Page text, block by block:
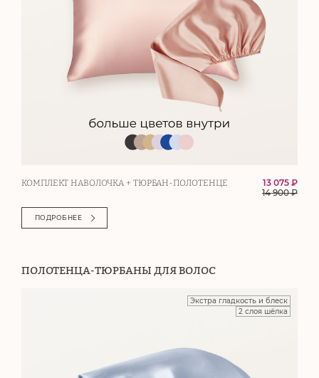
КОМПЛЕКТ НАВОЛОЧКА + ТЮРБАН-ПОЛОТЕНЦЕ
13 075 ₽
14 900₽
ПОДРОБНЕЕ
ПОЛОТЕНЦА-ТЮРБАНЫ ДЛЯ ВОЛОС
Экстра гладкость и блеск
2 слоя шёлка